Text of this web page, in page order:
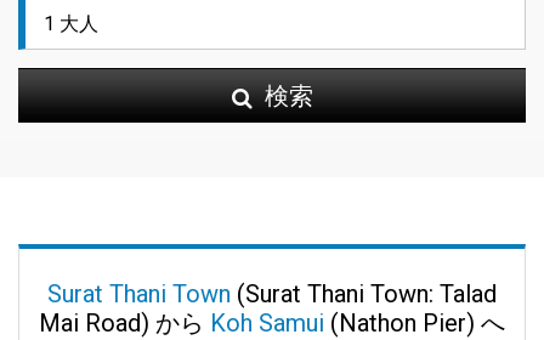
検索
Surat Thani Town (Surat Thani Town: Talad
Mai Road) から Koh Samui (Nathon Pier) へ